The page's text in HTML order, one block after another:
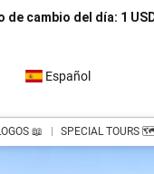
de cambio del día: 1
Español
📖 SPECIAL TOURS